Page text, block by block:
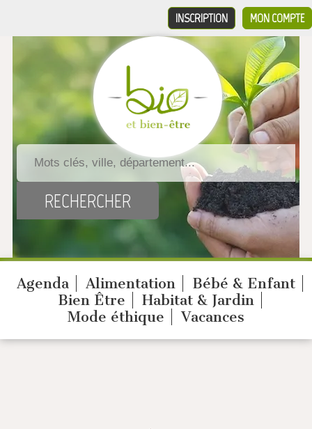
MON COMPTE
INSCRIPTION
Agenda Alimentation
Bébé & Enfant
Bien Être
Habitat & Jardin
Mode éthique
Vacances